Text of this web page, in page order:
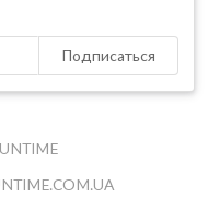
Подписаться